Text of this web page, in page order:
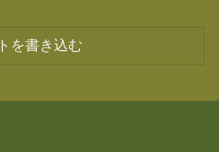
を書き込む